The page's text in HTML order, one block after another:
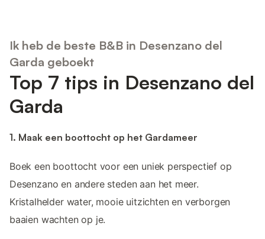
Ik heb de beste B&B in Desenzano del
Garda geboekt
Top 7 tips in Desenzano del
Garda
1. Maak een boottocht op het Gardameer
Boek een boottocht voor een uniek perspectief op
Desenzano en andere steden aan het meer.
Kristalhelder water, mooie uitzichten en verborgen
baaien wachten op je.